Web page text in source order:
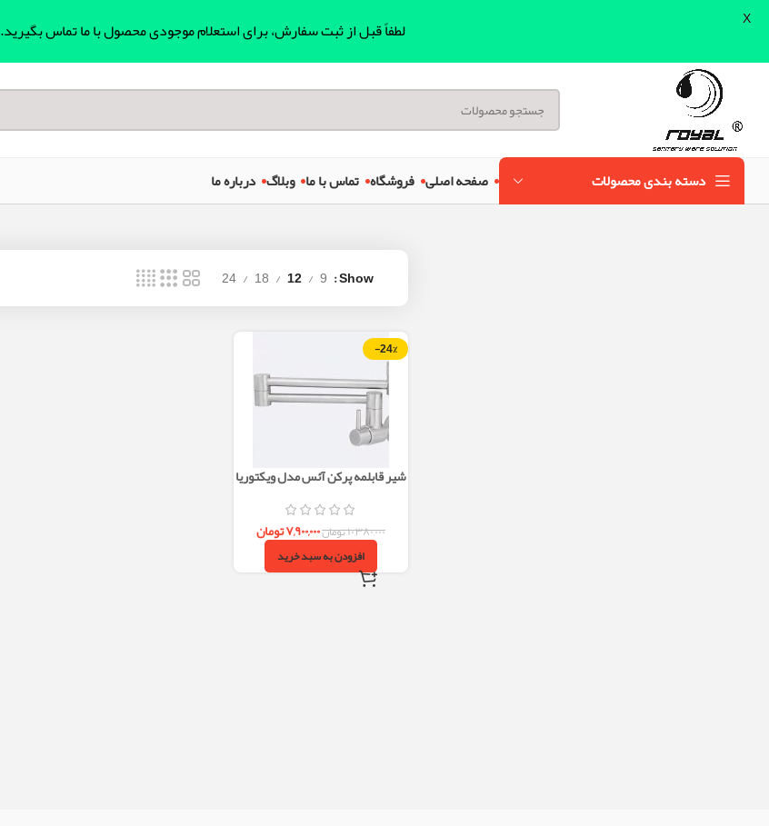
دسته بندی محصولات صفحه اصلی فروشگاه تماس با ما وبلاگ درباره ما
Show
9
12
18
24
-24%
شیر قابلمه پرکن آئس مدل ویکتوریا
۱۰,۳۸۰,۰۰۰تومان۷,۹۰۰,۰۰۰تومان
افزودن به سبد خرید
لطفاً قبل از ثبت سفارش، برای استعلام موجودی محصول با ما تماس بگیرید. X